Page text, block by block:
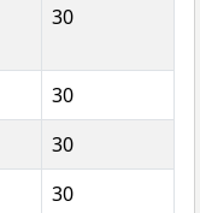
30
30
30
30